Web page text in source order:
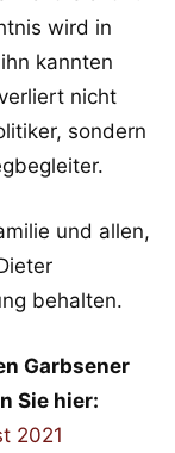
wird in
kannten
nicht
sondern
und allen,
behalten.
Garbsener
Sie hier:
2021